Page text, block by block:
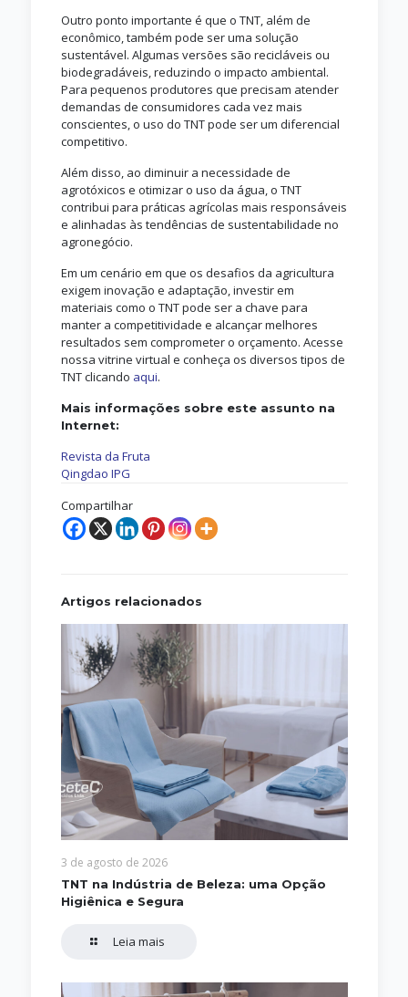
Outro ponto importante é que o TNT, além de
econômico, também pode ser uma solução
sustentável. Algumas versões são recicláveis ou
biodegradáveis, reduzindo o impacto ambiental.
Para pequenos produtores que precisam atender
demandas de consumidores cada vez mais
conscientes, o uso do TNT pode ser um diferencial
competitivo.
Além disso, ao diminuir a necessidade de
agrotóxicos e otimizar o uso da água, o TNT
contribui para práticas agrícolas mais responsáveis
e alinhadas às tendências de sustentabilidade no
agronegócio.
Em um cenário em que os desafios da agricultura
exigem inovação e adaptação, investir em
materiais como o TNT pode ser a chave para
manter a competitividade e alcançar melhores
resultados sem comprometer o orçamento. Acesse
nossa vitrine virtual e conheça os diversos tipos de
TNT clicando aqui.
Mais informações sobre este assunto na
Internet:
Revista da Fruta
Qingdao IPG
Compartilhar
Artigos relacionados
3 de agosto de 2026
TNT na Indústria de Beleza: uma Opção
Higiênica e Segura
Leia mais